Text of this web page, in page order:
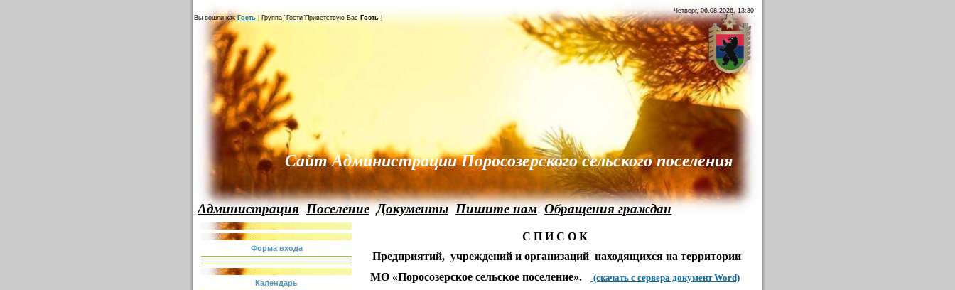
Четверг, 06.08.2026, 13:30
Вы вошли как Гость|Группа"Гости"Приветствую Вас Гость
Сайт Администрации Поросозерского сельского поселения
Администрация Поселение Документы Пишите нам Обращения граждан
Форма входа
Календарь
С П И С О К
Предприятий, учреждений и организаций находящихся на территории
МО «Поросозерское сельское поселение». (скачать с сервера документ Word)